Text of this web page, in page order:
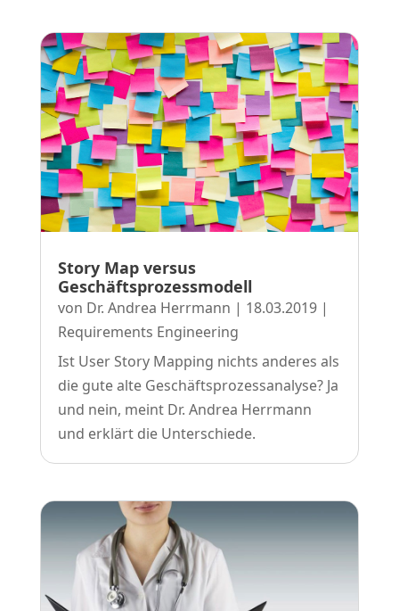
Story Map versus
Geschäftsprozessmodell
von Dr. Andrea Herrmann | 18.03.2019|
Requirements Engineering
Ist User Story Mapping nichts anderes als
die gute alte Geschäftsprozessanalyse? Ja
und nein, meint Dr. Andrea Herrmann
und erklärt die Unterschiede.